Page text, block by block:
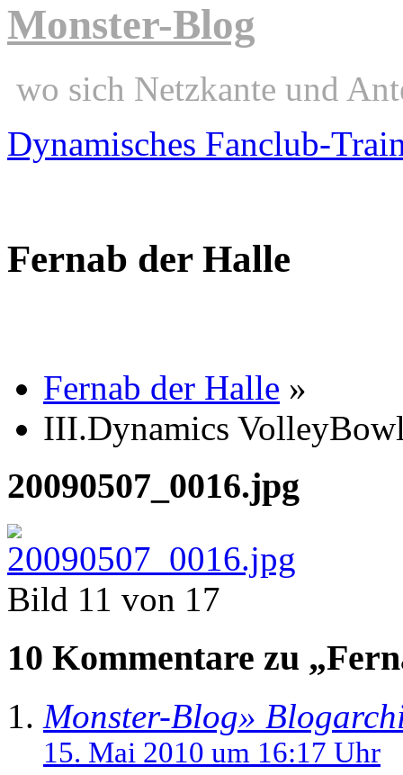
Monster-Blog
wo sich Netzkante und
Dynamisches Fanclub-
Fernab der Halle
Fernab der Halle »
III.Dynamics
20090507_0016.jpg
Bild 11 von 17
10 Kommentare zu
Monster-Blog»
15. Mai 2010 um 16:17 Uhr